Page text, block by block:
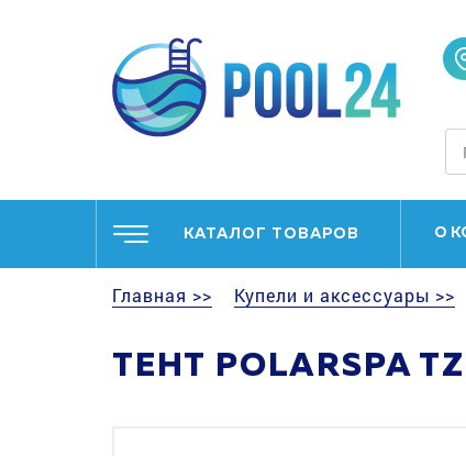
КАТАЛОГ ТОВАРОВ О
Главная >> Купели и аксессуары >>
ТЕНТ POLARSPA